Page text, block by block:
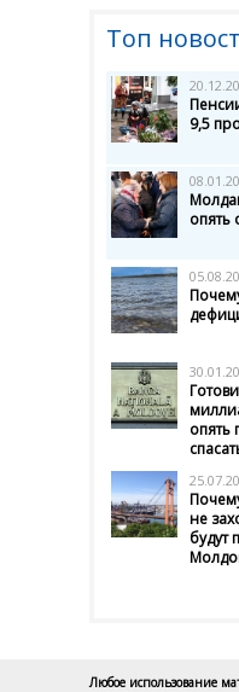
Топ
9,5
опять
опять
не
будут
Любое использование